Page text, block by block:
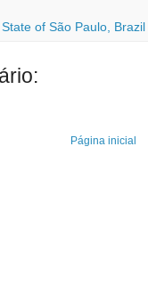
of São Paulo, Brazil
Página inicial